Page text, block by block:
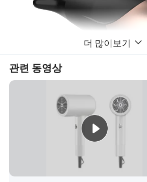
더 많이보기
관련 동영상